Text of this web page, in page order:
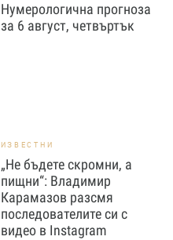
Нумерологична прогноза
за 6 август, четвъртък
ИЗВЕСТНИ
„Не бъдете скромни, а
пищни“: Владимир
Карамазов разсмя
последователите си с
видео в Instagram